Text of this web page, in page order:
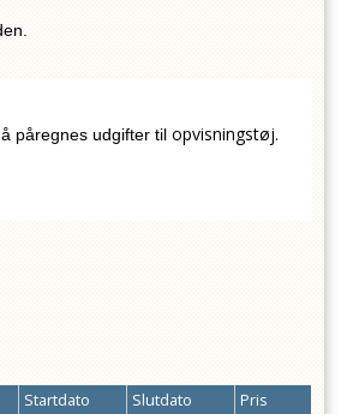
påregnes udgifter tilopvisningstøj.
Startdato Slutdato
Pris